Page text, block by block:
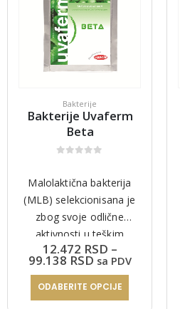
Bakterije
Bakterije Uvaferm
Beta
Malolaktična bakterija
(MLB) selekcionisana je
zbog svoje odlične
aktivnosti u teškim
uslovima koji su u vinu.
Proizvedena je po MBR
procesu aklimatizacije
iproizvodnje razvijene u
12.472 RSD –
99.138 RSDRaspon
cena:
od
12.472 RSD
do
sa PDV
ODABERITE OPCIJE
Ovaj proizvod ima više varijanti. Opcije mogu biti izabrane na stranici proizvoda.